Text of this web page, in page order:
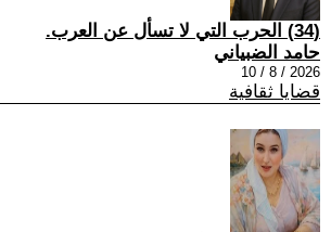
(34) الحرب التي لا تسأل عن العرب.
حامد الضبياني
2026 / 8 / 10
قضايا ثقافية